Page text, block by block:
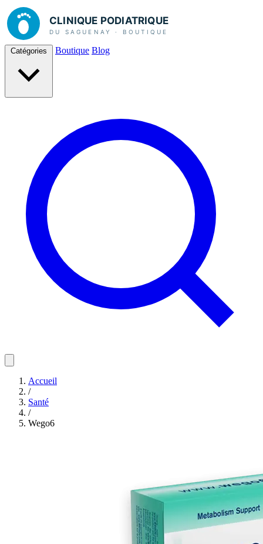
Catégories Boutique Blog
Accueil
/
Santé
/
Wego6